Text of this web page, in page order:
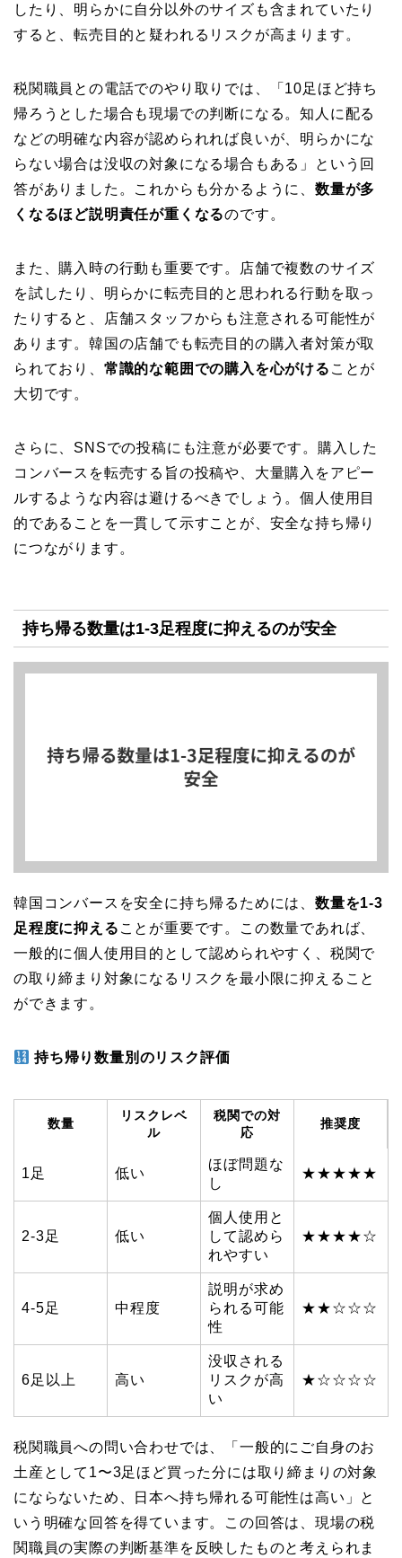
したり、明らかに自分以外のサイズも含まれていたり
すると、転売目的と疑われるリスクが高まります。
税関職員との電話でのやり取りでは、「10足ほど持ち
帰ろうとした場合も現場での判断になる。知人に配る
などの明確な内容が認められれば良いが、明らかにな
らない場合は没収の対象になる場合もある」という回
答がありました。これからも分かるように、 数量が多
くなるほど説明責任が重くなるのです。
また、購入時の行動も重要です。店舗で複数のサイズ
を試したり、明らかに転売目的と思われる行動を取っ
たりすると、店舗スタッフからも注意される可能性が
あります。韓国の店舗でも転売目的の購入者対策が取
られており、 常識的な範囲での購入を心がける ことが
大切です。
さらに、SNSでの投稿にも注意が必要です。購入した
コンバースを転売する旨の投稿や、大量購入をアピー
ルするような内容は避けるべきでしょう。個人使用目
的であることを一貫して示すことが、安全な持ち帰り
につながります。
持ち帰る数量は1-3足程度に抑えるのが安全
韓国コンバースを安全に持ち帰るためには、 数量を1-3
足程度に抑える ことが重要です。この数量であれば、
一般的に個人使用目的として認められやすく、税関で
の取り締まり対象になるリスクを最小限に抑えること
ができます。
持ち帰り数量別のリスク評価
数量
リスクレベ
ル
税関での対
応
推奨度
1足 低い
ほぼ問題な
し
★★★★★
2-3足 低い
個人使用と
して認めら
れやすい
★★★★☆
4-5足 中程度
説明が求め
られる可能
性
★★☆☆☆
6足以上 高い
没収される
リスクが高
い
★☆☆☆☆
税関職員への問い合わせでは、「一般的にご自身のお
土産として1〜3足ほど買った分には取り締まりの対象
にならないため、日本へ持ち帰れる可能性は高い」と
いう明確な回答を得ています。この回答は、現場の税
関職員の実際の判断基準を反映したものと考えられま